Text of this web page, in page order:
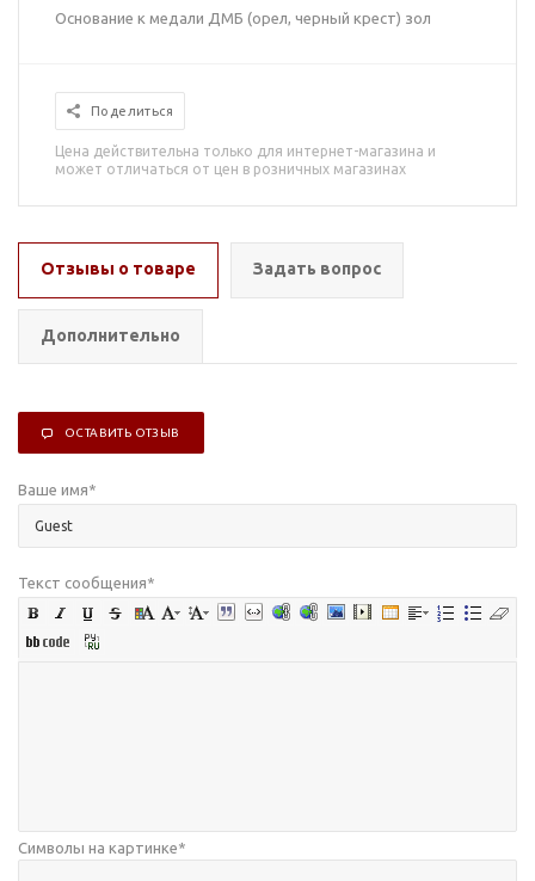
Основание к медали ДМБ (орел, черный крест) зол
Поделиться
Цена действительна только для интернет-магазина и
может отличаться от цен в розничных магазинах
Отзывы о товаре Задать вопрос
Дополнительно
ОСТАВИТЬ ОТЗЫВ
Ваше имя*
Текст сообщения*
Символы на картинке*